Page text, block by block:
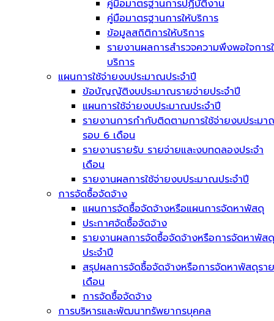
คู่มือมาตรฐานการปฏิบัติงาน
คู่มือมาตรฐานการให้บริการ
ข้อมูลสถิติการให้บริการ
รายงานผลการสำรวจความพึงพอใจการ
บริการ
แผนการใช้จ่ายงบประมาณประจำปี
ข้อบัญญัติงบประมาณรายจ่ายประจำปี
แผนการใช้จ่ายงบประมาณประจำปี
รายงานการกำกับติดตามการใช้จ่ายงบประม
รอบ 6 เดือน
รายงานรายรับ รายจ่ายและงบทดลองประจำ
เดือน
รายงานผลการใช้จ่ายงบประมาณประจำปี
การจัดซื้อจัดจ้าง
แผนการจัดซื้อจัดจ้างหรือแผนการจัดหาพัสดุ
ประกาศจัดซื้อจัดจ้าง
รายงานผลการจัดซื้อจัดจ้างหรือการจัดหาพัสดุ
ประจำปี
สรุปผลการจัดซื้อจัดจ้างหรือการจัดหาพัสดุราย
เดือน
การจัดซื้อจัดจ้าง
การบริหารและพัฒนาทรัพยากรบุคคล